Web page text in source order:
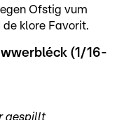
Ofstig vum
de klore Favorit.
(1/16-
gespillt